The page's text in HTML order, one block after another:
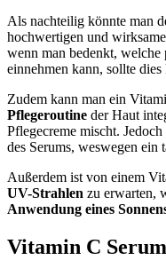
Als nachteilig könnte man
hochwertigen und
wenn man bedenkt,
einnehmen kann, sollte
Zudem kann man ein
Pflegeroutine der Haut
Pflegecreme mischt.
des Serums, weswegen
Außerdem ist von einem
UV-Strahlen zu erwarten,
Anwendung eines
Vitamin C